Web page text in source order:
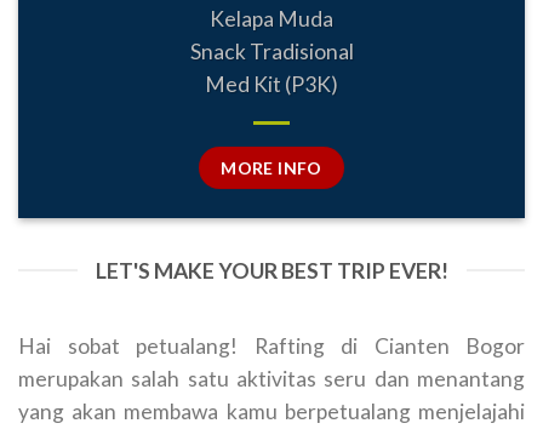
Kelapa Muda
Snack Tradisional
Med Kit (P3K)
MORE INFO
LET'S MAKE YOUR BEST TRIP EVER!
Hai sobat petualang! Rafting di Cianten Bogor
merupakan salah satu aktivitas seru dan menantang
yang akan membawa kamu berpetualang menjelajahi